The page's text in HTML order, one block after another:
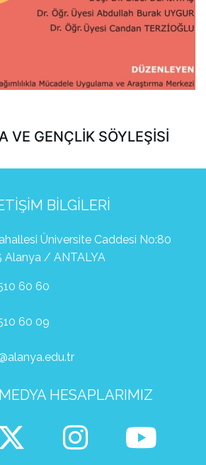
VE GENÇLIK SÖYLEŞISI
BILGILERI
Üniversite Caddesi No:80
Alanya / ANTALYA
60 60
60 09
HESAPLARIMIZ